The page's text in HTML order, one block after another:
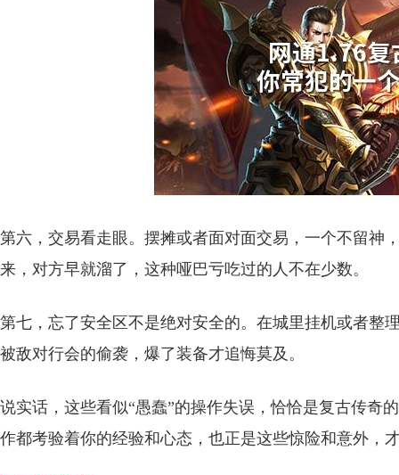
第六，交易看走眼。摆摊或者面对面交易，一个不留神
来，对方早就溜了，这种哑巴亏吃过的人不在少数。
第七，忘了安全区不是绝对安全的。在城里挂机或者整
被敌对行会的偷袭，爆了装备才追悔莫及。
说实话，这些看似“愚蠢”的操作失误，恰恰是复古传奇
作都考验着你的经验和心态，也正是这些惊险和意外，